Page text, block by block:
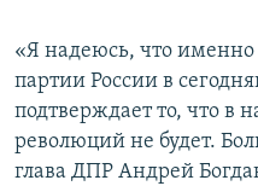
«Я надеюсь, что
партии России в
подтверждает то, что в
революций не будет.
глава ДПР Андрей